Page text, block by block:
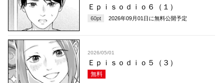
Ｅｐｉｓｏｄｉｏ６（１）
60pt 2026年09月01日 に無料公開予定
2026/05/01
Ｅｐｉｓｏｄｉｏ５（３）
無料